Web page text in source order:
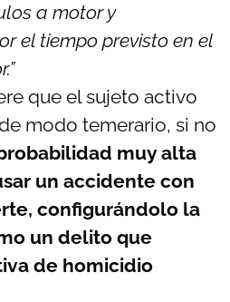
a motor y
el tiempo previsto en el
que el sujeto activo
modo temerario, si no
muy alta
un accidente con
configurándolo la
un delito que
de homicidio